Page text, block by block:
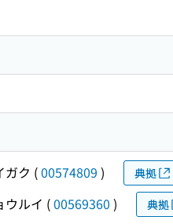
ガク (00574809 ) 典拠
ウルイ (00569360 ) 典拠